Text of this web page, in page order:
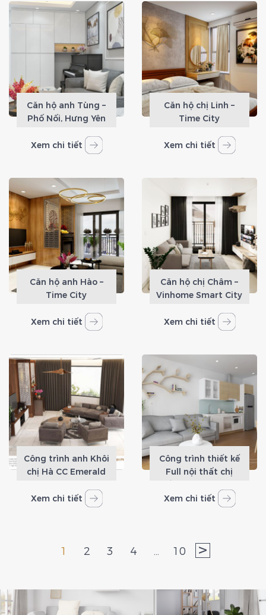
Căn hộ anh Tùng –
Phố Nối, Hưng Yên
Xem chi tiết
Căn hộ chị Linh –
Time City
Xem chi tiết
Căn hộ anh Hào –
Time City
Xem chi tiết
Căn hộ chị Châm –
Vinhome Smart City
Xem chi tiết
Công trình anh Khôi
chị Hà CC Emerald
Xem chi tiết
Công trình thiết kế
Full nội thất chị
Xem chi tiết
1 2 3 4 … 10 >